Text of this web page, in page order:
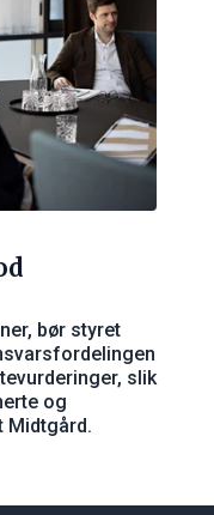
bør styret
slik
og
Midtgård.